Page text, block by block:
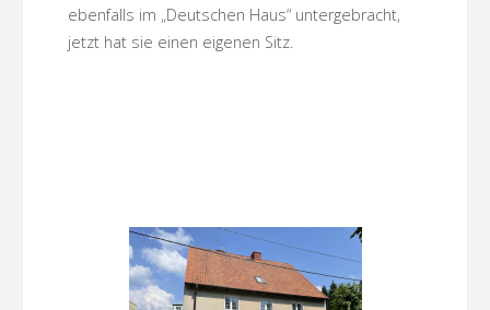
ebenfalls im „Deutschen Haus“ untergebracht,
jetzt hat sie einen eigenen Sitz.